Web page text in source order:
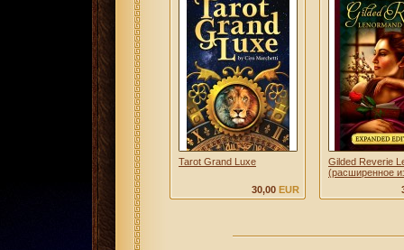
Tarot Grand Luxe
30,00 EUR
Gilded Reverie
(расширенное